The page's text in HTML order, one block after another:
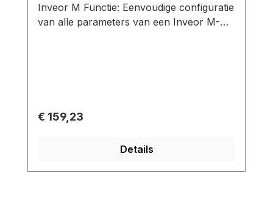
Inveor M Functie: Eenvoudige configuratie
van alle parameters van een Inveor M-
Normale prijs:
€ 159,23
Details